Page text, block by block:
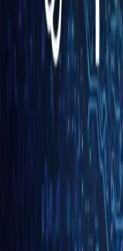
Oprócz rozwoju produktów,
znaczącą rundę finansowania
40 miliardów dolarów od
miliardów dolarów od
wycenę OpenAI do
dolarów, prawie podwajając jej
poprzednim rokiem.
przyspieszenie badań nad
rozszerzenie infrastruktury
narzędzi dla rozległej bazy
Podczas gdy OpenAI
premiery modeli O3 i O4-Mini,
sztuczną inteligencją i
obserwują, w jaki sposób te
krajobraz konkurencyjny i
technologii sztucznej